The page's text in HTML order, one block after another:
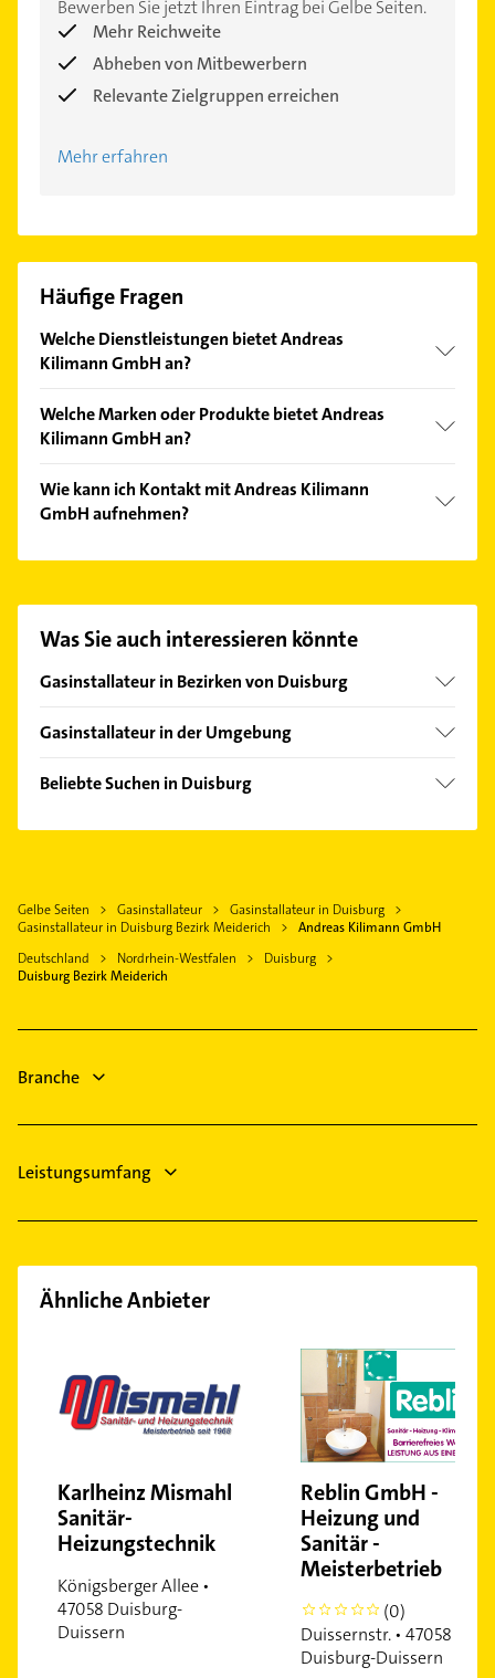
Bewerben Sie jetzt Ihren Eintrag bei Gelbe Seiten.
Mehr Reichweite
Abheben von Mitbewerbern
Relevante Zielgruppen erreichen
Mehr erfahren
Häufige Fragen
Welche Dienstleistungen bietet Andreas
Kilimann GmbH an?
Industrietechnik, Elektrotechnik, Notdienst und
Service.
Welche Marken oder Produkte bietet Andreas
Kilimann GmbH an?
Eltron, Mitsubishi, Stiebel und Wolf.
Wie kann ich Kontakt mit Andreas Kilimann
GmbH aufnehmen?
finden Sie alleKontaktdaten.
Was Sie auch interessieren könnte
Gasinstallateur in Bezirken von Duisburg
Bezirk Duisburg-Mitte
Bezirk Hamborn
Gasinstallateur in der Umgebung
Oberhausen Rheinland
Bottrop
Essen
Rheinberg
Voerde (Niederrhein)
Beliebte Suchen in Duisburg
Elektro Reparatur
Phoniatrie
Bauunternehmen
Gelbe Seiten Gasinstallateur
Gasinstallateur in Duisburg
Gasinstallateur in Duisburg Bezirk Meiderich
Andreas Kilimann GmbH
Deutschland
Nordrhein-Westfalen
Duisburg
Duisburg Bezirk Meiderich
Branche
Leistungsumfang
Ähnliche Anbieter
Karlheinz Mismahl
Sanitär-
Heizungstechnik
Königsberger Allee •
47058 Duisburg-
Duissern
Reblin GmbH -
Heizung und
Sanitär -
Meisterbetrieb
0
(0)
Duissernstr. • 47058
Duisburg-Duissern